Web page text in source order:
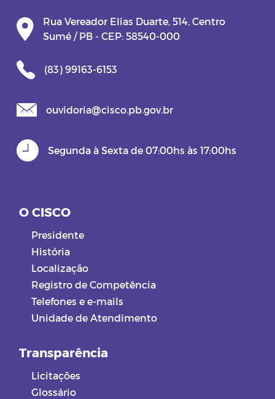
Rua Vereador Elias Duarte, 514, Centro
Sumé / PB - CEP: 58540-000
(83) 99163-6153
ouvidoria@cisco.pb.gov.br
Segunda à Sexta de 07:00hs às 17:00hs
O CISCO
Presidente
História
Localização
Registro de Competência
Telefones e e-mails
Unidade de Atendimento
Transparência
Licitações
Glossário